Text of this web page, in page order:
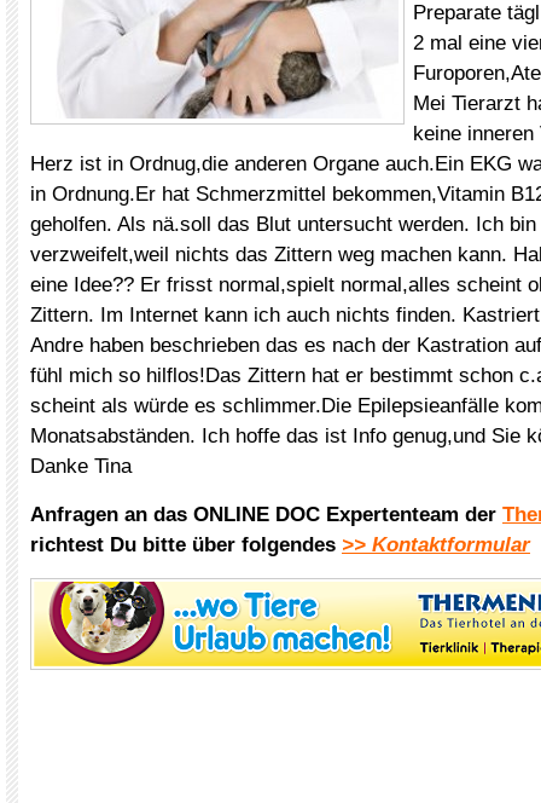
Preparate
2 mal eine
Mei Tierarzt
keine inneren
Herz ist in Ordnug,die anderen Organe auch.Ein EKG
in Ordnung.Er hat Schmerzmittel bekommen,Vitamin
geholfen. Als nä.soll das Blut untersucht werden. Ich
verzweifelt,weil nichts das Zittern weg machen kann.
eine Idee?? Er frisst normal,spielt normal,alles scheint
Zittern. Im Internet kann ich auch nichts finden.
Andre haben beschrieben das es nach der Kastration
fühl mich so hilflos!Das Zittern hat er bestimmt schon
scheint als würde es schlimmer.Die Epilepsieanfälle
Monatsabständen. Ich hoffe das ist Info genug,und Sie
Danke Tina
Anfragen an das ONLINE DOC Expertenteam der
richtest Du bitte über folgendes >> Kontaktformular